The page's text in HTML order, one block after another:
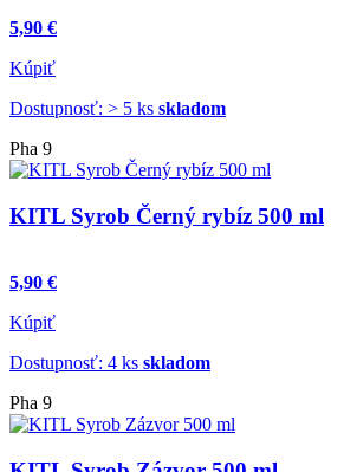
5,90 €
Kúpiť
Dostupnosť: > 5 ks skladom
Pha 9
KITL Syrob Černý rybíz 500 ml
5,90 €
Kúpiť
Dostupnosť: 4 ks skladom
Pha 9